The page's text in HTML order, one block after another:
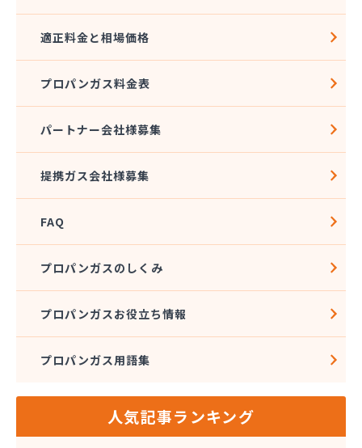
佐久プロパンガス協同組合
佐久集中監視センター株式会社
松新商店
松代液化石油ガス事業協同組合
松筑エルピーガス協業組合
松本ガス商事株式会社
松本シェル石油株式会社 村井事業所配送センター
松本シェル石油株式会社村井事業所プロパンガス課
松本プロパンガス株式会社
松本事業株式会社
上田広域LPガス協同組合
城南高沢ガス株式会社
信濃ガス協同組合
神津燃料
斉藤商店
適正料金と相場価格
プロパンガス料金表
パートナー会社様募集
提携ガス会社様募集
FAQ
プロパンガスのしくみ
プロパンガスお役立ち情報
プロパンガス用語集
人気記事ランキング